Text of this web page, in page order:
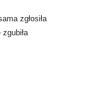
zgłosiła